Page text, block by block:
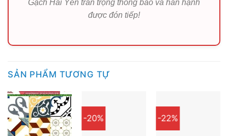
Gạch Hải Yến trân trọng thông báo và hân hạnh
được đón tiếp!
SẢN PHẨM TƯƠNG TỰ
-20% -22%